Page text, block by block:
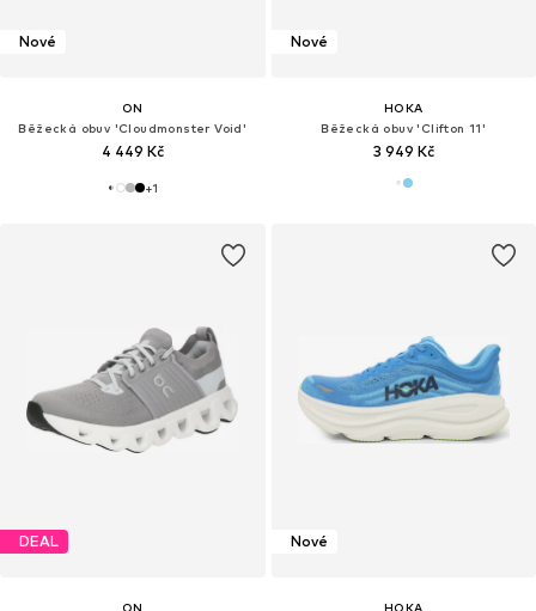
Nové
ON
Běžecká obuv 'Cloudmonster Void'
4 449 Kč
+1
Nové
HOKA
Běžecká obuv 'Clifton 11'
3 949 Kč
DEAL
ON
Nové
HOKA